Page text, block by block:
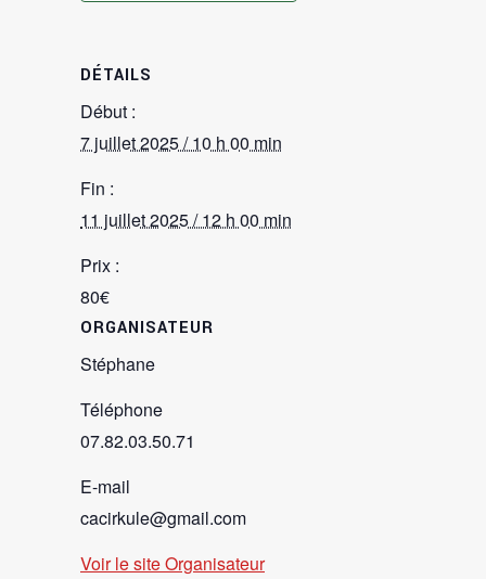
DÉTAILS
Début :
7 juillet 2025 / 10 h 00 min
Fin :
11 juillet 2025 / 12 h 00 min
Prix :
80€
ORGANISATEUR
Stéphane
Téléphone
07.82.03.50.71
E-mail
cacirkule@gmail.com
Voir le site Organisateur